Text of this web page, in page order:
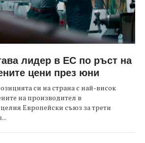
лидер в ЕС по ръст на
цени през юни
си на страна с най-висок
на производител в
Европейски съюз за трети